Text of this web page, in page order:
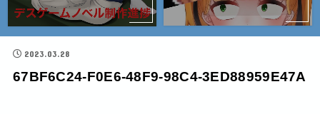
2023.03.28
67BF6C24-F0E6-48F9-98C4-3ED88959E47A